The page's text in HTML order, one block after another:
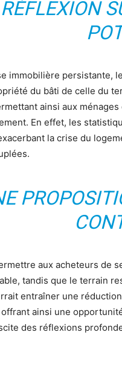
immobilière persistante,
du bâti de celle du
ainsi aux
En effet, les
la crise du
aux acheteurs de
tandis que le terrain
entraîner une
ainsi une
des réflexions